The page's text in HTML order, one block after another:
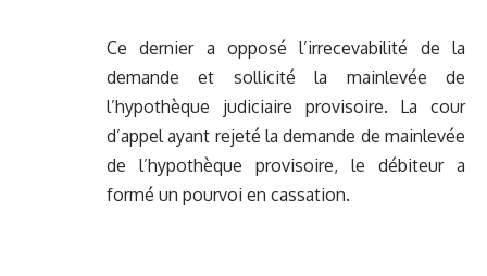
Ce dernier a opposé l’irrecevabilité de la
demande et sollicité la mainlevée de
l’hypothèque judiciaire provisoire. La cour
d’appel ayant rejeté la demande de mainlevée
de l’hypothèque provisoire, le débiteur a
formé un pourvoi en cassation.